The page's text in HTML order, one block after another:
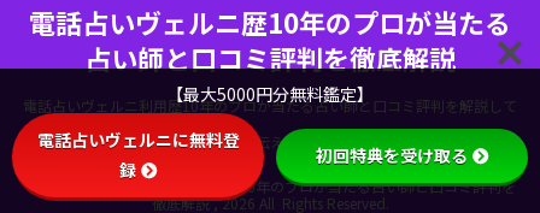
電話占いヴェルニ歴10年のプロが当たる
占い師と口コミ評判を徹底解説
電話占いヴェルニ利用歴10年のプロが当たる占い師と口コミ評判を解説して
います。電話占いヴェルニの魅力を伝えるために当サイトを設立しました。
Copyright© 電話占いヴェルニ歴10年のプロが当たる占い師と口コミ評判を
徹底解説 , 2026 All Rights Reserved.
【最大5000円分無料鑑定】
電話占いヴェルニに無料登
録
初回特典を受け取る